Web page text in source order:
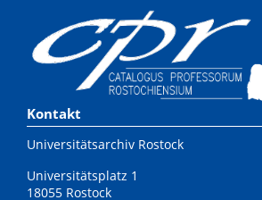
Kontakt
Universitätsarchiv Rostock
Universitätsplatz 1
18055 Rostock